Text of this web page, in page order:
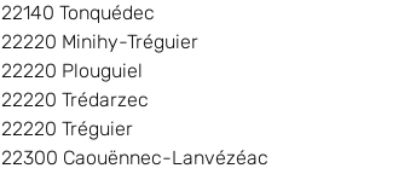
22140 Tonquédec
22220 Minihy-Tréguier
22220 Plouguiel
22220 Trédarzec
22220 Tréguier
22300 Caouënnec-Lanvézéac